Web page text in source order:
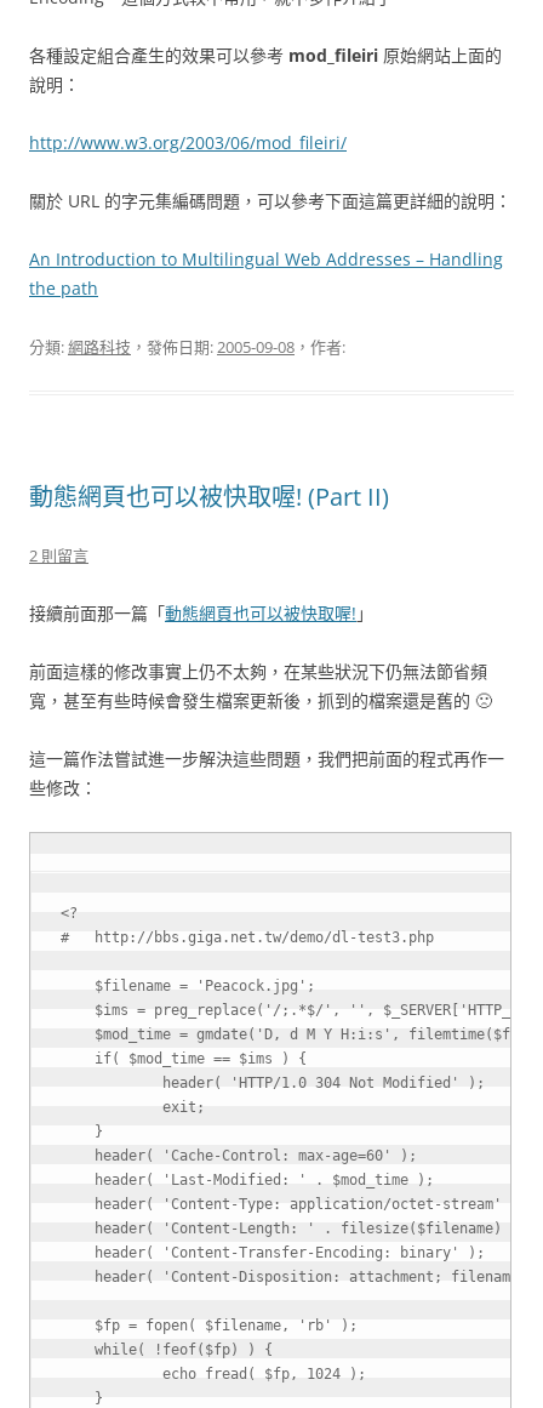
各種設定組合產生的效果可以參考 mod_fileiri 原始網站上面的
說明：
http://www.w3.org/2003/06/mod_fileiri/
關於 URL 的字元集編碼問題，可以參考下面這篇更詳細的說明：
An Introduction to Multilingual Web Addresses – Handling
the path
分類:網路科技 ，發佈日期:2005-09-08 ，作者:
動態網頁也可以被快取喔! (Part II)
2 則留言
接續前面那一篇「動態網頁也可以被快取喔! 」
前面這樣的修改事實上仍不太夠，在某些狀況下仍無法節省頻
寬，甚至有些時候會發生檔案更新後，抓到的檔案還是舊的 🙁
這一篇作法嘗試進一步解決這些問題，我們把前面的程式再作一
些修改：
<?
$filename = 'Peacock.jpg' ;
$ims = preg_replace( '/;.*$/' , '' , $_SERVER
$mod_time = gmdate( 'D, d M Y H:i:s' , filemtime(
if( $mod_time == $ims )
{
header( 'HTTP/1.0 304 Not Modified' ) ;
exit ;
}
header( 'Cache-Control: max-age=60' ) ;
header( 'Last-Modified: ' . $mod_time ) ;
header( 'Content-Type: application/octet-stream'
header( 'Content-Length: ' . filesize( $filename)
header( 'Content-Transfer-Encoding: binary' ) ;
header( 'Content-Disposition: attachment; filename="'
$fp = fopen( $filename, 'rb' ) ;
while( ! feof( $fp) )
{
echo fread ( $fp, 1024 ) ;
}